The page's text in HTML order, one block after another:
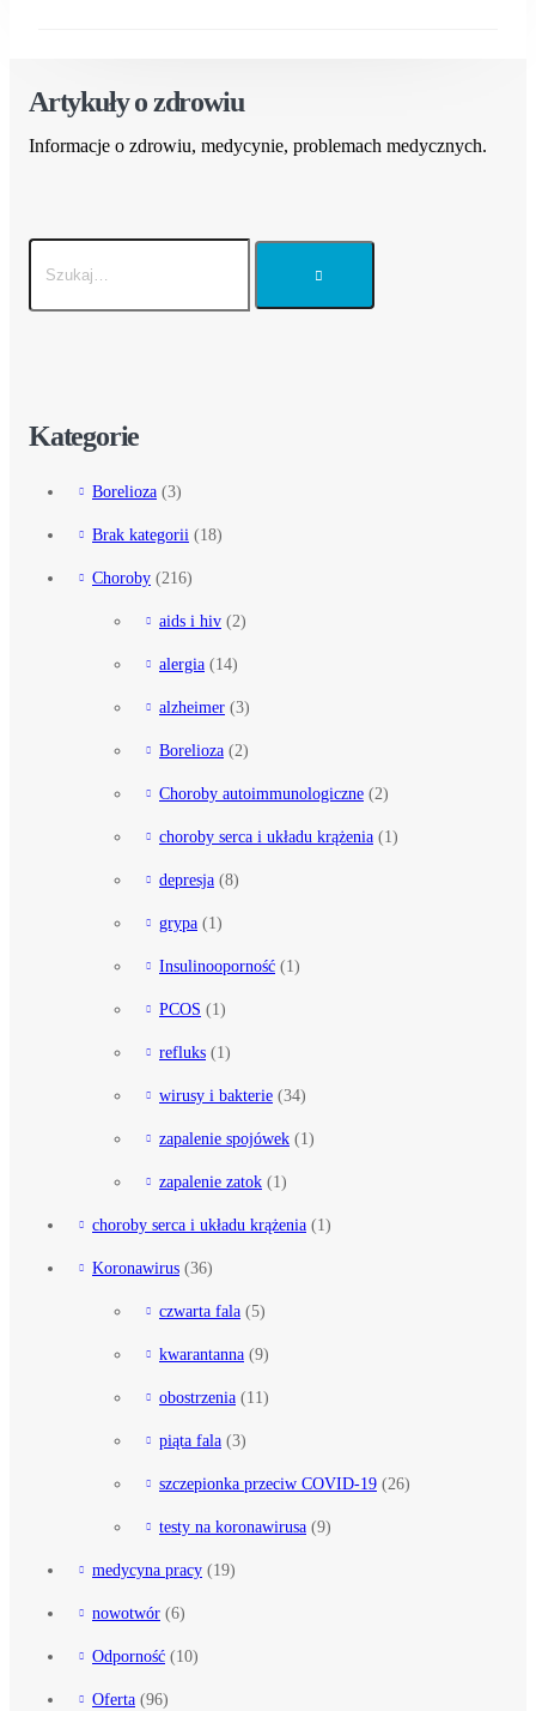
Artykuły o zdrowiu
Informacje o zdrowiu, medycynie, problemach medycznych.
Kategorie
Borelioza (3)
Brak kategorii (18)
Choroby (216)
aids i hiv (2)
alergia (14)
alzheimer (3)
Borelioza (2)
Choroby autoimmunologiczne (2)
choroby serca i układu krążenia (1)
depresja (8)
grypa (1)
Insulinooporność (1)
PCOS (1)
refluks (1)
wirusy i bakterie (34)
zapalenie spojówek (1)
zapalenie zatok (1)
choroby serca i układu krążenia (1)
Koronawirus (36)
czwarta fala (5)
kwarantanna (9)
obostrzenia (11)
piąta fala (3)
szczepionka przeciw COVID-19 (26)
testy na koronawirusa (9)
medycyna pracy (19)
nowotwór (6)
Odporność (10)
Oferta (96)